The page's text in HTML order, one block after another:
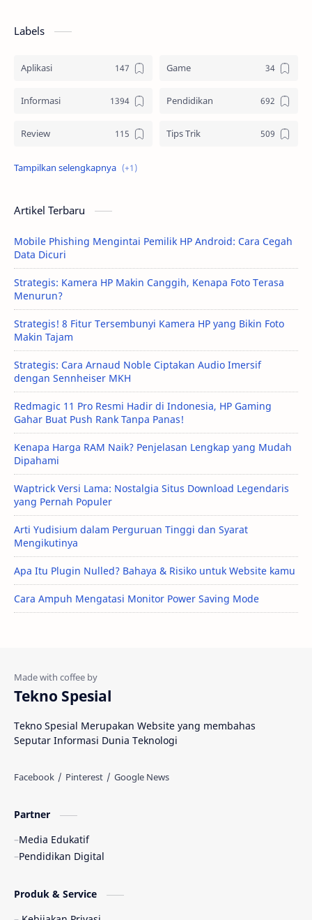
Labels
Aplikasi Game
Informasi Pendidikan
Review Tips Trik
Tutorial
Artikel Terbaru
Mobile Phishing Mengintai Pemilik HP Android: Cara Cegah
Data Dicuri
Strategis: Kamera HP Makin Canggih, Kenapa Foto Terasa
Menurun?
Strategis! 8 Fitur Tersembunyi Kamera HP yang Bikin Foto
Makin Tajam
Strategis: Cara Arnaud Noble Ciptakan Audio Imersif
dengan Sennheiser MKH
Redmagic 11 Pro Resmi Hadir di Indonesia, HP Gaming
Gahar Buat Push Rank Tanpa Panas!
Kenapa Harga RAM Naik? Penjelasan Lengkap yang Mudah
Dipahami
Waptrick Versi Lama: Nostalgia Situs Download Legendaris
yang Pernah Populer
Arti Yudisium dalam Perguruan Tinggi dan Syarat
Mengikutinya
Apa Itu Plugin Nulled? Bahaya & Risiko untuk Website kamu
Cara Ampuh Mengatasi Monitor Power Saving Mode
Tekno Spesial
Tekno Spesial Merupakan Website yang membahas
Seputar Informasi Dunia Teknologi
Partner
Media Edukatif
Pendidikan Digital
Produk & Service